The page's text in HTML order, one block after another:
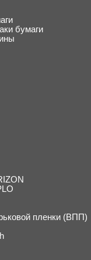
бумаги
пленки (ВПП)